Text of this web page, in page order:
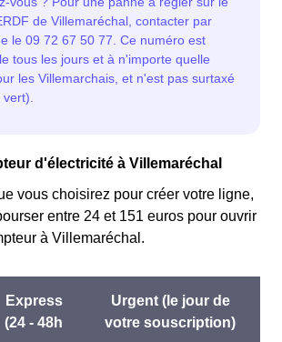
d'électricité à Villemaréchal
vous choisirez pour créer votre ligne,
entre 24 et 151 euros pour ouvrir
à Villemaréchal.